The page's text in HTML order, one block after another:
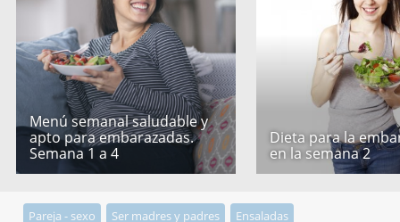
Menú semanal saludable y
apto para embarazadas.
Semana 1 a 4
Dieta para la
en la semana 2
Pareja - sexo Ser madres y padres Ensaladas